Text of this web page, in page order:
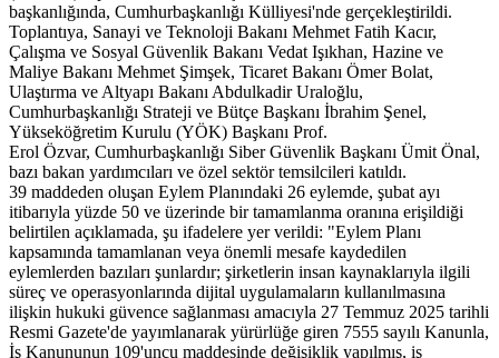
başkanlığında, Cumhurbaşkanlığı Külliyesi'nde gerçekleştirildi.
Toplantıya, Sanayi ve Teknoloji Bakanı Mehmet Fatih Kacır,
Çalışma ve Sosyal Güvenlik Bakanı Vedat Işıkhan, Hazine ve
Maliye Bakanı Mehmet Şimşek, Ticaret Bakanı Ömer Bolat,
Ulaştırma ve Altyapı Bakanı Abdulkadir Uraloğlu,
Cumhurbaşkanlığı Strateji ve Bütçe Başkanı İbrahim Şenel,
Yükseköğretim Kurulu (YÖK) Başkanı Prof.
Erol Özvar, Cumhurbaşkanlığı Siber Güvenlik Başkanı Ümit Önal,
bazı bakan yardımcıları ve özel sektör temsilcileri katıldı.
39 maddeden oluşan Eylem Planındaki 26 eylemde, şubat ayı
itibarıyla yüzde 50 ve üzerinde bir tamamlanma oranına erişildiği
belirtilen açıklamada, şu ifadelere yer verildi: "Eylem Planı
kapsamında tamamlanan veya önemli mesafe kaydedilen
eylemlerden bazıları şunlardır; şirketlerin insan kaynaklarıyla ilgili
süreç ve operasyonlarında dijital uygulamaların kullanılmasına
ilişkin hukuki güvence sağlanması amacıyla 27 Temmuz 2025 tarihli
Resmi Gazete'de yayımlanarak yürürlüğe giren 7555 sayılı Kanunla,
İş Kanununun 109'uncu maddesinde değişiklik yapılmış, iş